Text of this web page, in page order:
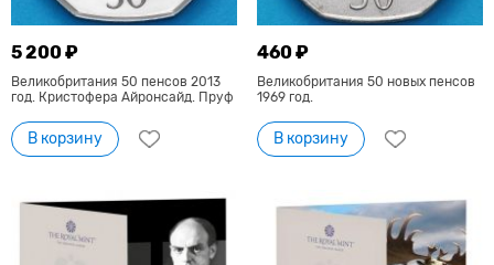
5 200 ₽
Великобритания 50 пенсов 2013
год. Кристофера Айронсайд. Пруф
В корзину
460 ₽
Великобритания 50 новых пенсов
1969 год.
В корзину